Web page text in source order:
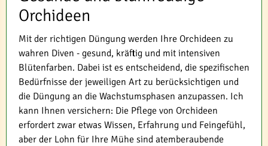
Orchideen
Mit der richtigen Düngung werden Ihre Orchideen zu
wahren Diven - gesund, kräftig und mit intensiven
Blütenfarben. Dabei ist es entscheidend, die spezifischen
Bedürfnisse der jeweiligen Art zu berücksichtigen und
die Düngung an die Wachstumsphasen anzupassen. Ich
kann Ihnen versichern: Die Pflege von Orchideen
erfordert zwar etwas Wissen, Erfahrung und Feingefühl,
aber der Lohn für Ihre Mühe sind atemberaubende